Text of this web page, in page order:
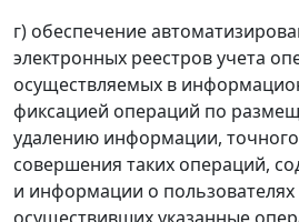
г) обеспечение
электронных реестров учета
осуществляемых в
фиксацией операций по
удалению информации,
совершения таких операций,
и информации о